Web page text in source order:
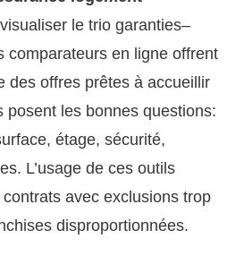
le trio garanties–
comparateurs en ligne offrent
des offres prêtes à accueillir
posent les bonnes questions:
étage, sécurité,
L’usage de ces outils
avec exclusions trop
disproportionnées.